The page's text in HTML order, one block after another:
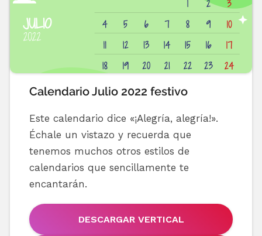
Calendario Julio 2022 festivo
Este calendario dice «¡Alegría, alegría!».
Échale un vistazo y recuerda que
tenemos muchos otros estilos de
calendarios que sencillamente te
encantarán.
DESCARGAR VERTICAL